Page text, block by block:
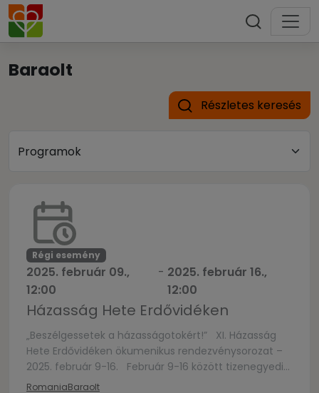
Baraolt
Részletes keresés
Régi esemény
2025. február 09.,
12:00
- 2025. február 16.,
12:00
Házasság Hete Erdővidéken
„Beszélgessetek a házasságotokért!” XI. Házasság
Hete Erdővidéken ökumenikus rendezvénysorozat –
2025. február 9-16. Február 9-16 között tizenegyedik
alkalommal kerül sor Házasság Heti eseményekre
RomaniaBaraolt